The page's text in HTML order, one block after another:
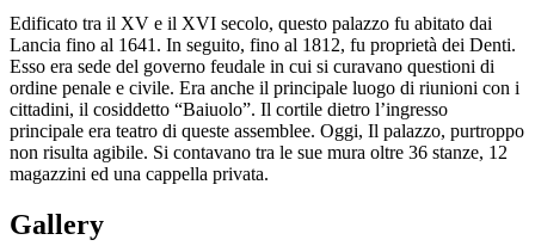
Edificato tra il XV e il XVI secolo, questo palazzo fu abitato dai
Lancia fino al 1641. In seguito, fino al 1812, fu proprietà dei Denti.
Esso era sede del governo feudale in cui si curavano questioni di
ordine penale e civile. Era anche il principale luogo di riunioni con i
cittadini, il cosiddetto “Baiuolo”. Il cortile dietro l’ingresso
principale era teatro di queste assemblee. Oggi, Il palazzo, purtroppo
non risulta agibile. Si contavano tra le sue mura oltre 36 stanze, 12
magazzini ed una cappella privata.
Gallery